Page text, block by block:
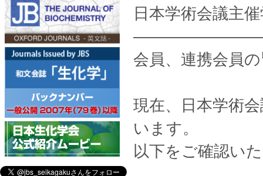
日本学術会議主
会員、連携会員
現在、日本学術
います。
以下をご確認い